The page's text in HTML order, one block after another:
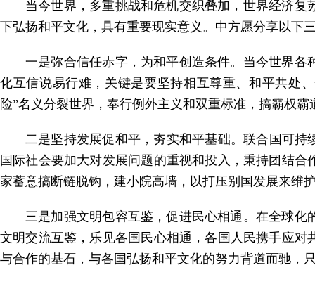
当今世界，多重挑战和危机交织叠加，世界经济
下弘扬和平文化，具有重要现实意义。中方愿分享以下
一是弥合信任赤字，为和平创造条件。当今世界
化互信说易行难，关键是要坚持相互尊重、和平共处
险”名义分裂世界，奉行例外主义和双重标准，搞霸权
二是坚持发展促和平，夯实和平基础。联合国可
国际社会要加大对发展问题的重视和投入，秉持团结
家蓄意搞断链脱钩，建小院高墙，以打压别国发展来维
三是加强文明包容互鉴，促进民心相通。在全球
文明交流互鉴，乐见各国民心相通，各国人民携手应
与合作的基石，与各国弘扬和平文化的努力背道而驰，